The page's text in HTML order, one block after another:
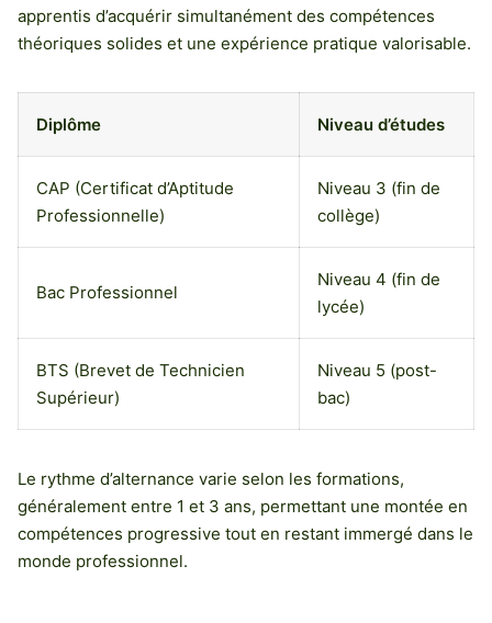
apprentis d’acquérir simultanément des compétences
théoriques solides et une expérience pratique valorisable.
Diplôme Niveau d’études
CAP (Certificat d’Aptitude
Professionnelle)
Niveau 3 (fin de
collège)
Bac Professionnel
Niveau 4 (fin de
lycée)
BTS (Brevet de Technicien
Supérieur)
Niveau 5 (post-
bac)
Le rythme d’alternance varie selon les formations,
généralement entre 1 et 3 ans, permettant une montée en
compétences progressive tout en restant immergé dans le
monde professionnel.